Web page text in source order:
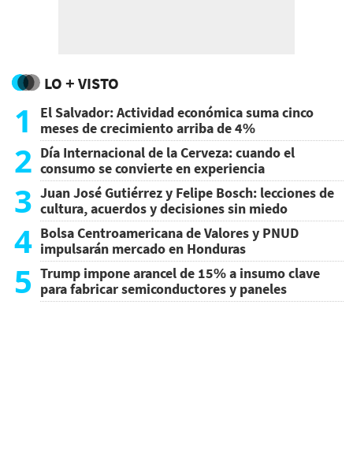
LO + VISTO
1
El Salvador: Actividad económica suma cinco
meses de crecimiento arriba de 4%
2 Día Internacional de la Cerveza: cuando el
consumo se convierte en experiencia
3 Juan José Gutiérrez y Felipe Bosch: lecciones de
cultura, acuerdos y decisiones sin miedo
4 Bolsa Centroamericana de Valores y PNUD
impulsarán mercado en Honduras
5 Trump impone arancel de 15% a insumo clave
para fabricar semiconductores y paneles